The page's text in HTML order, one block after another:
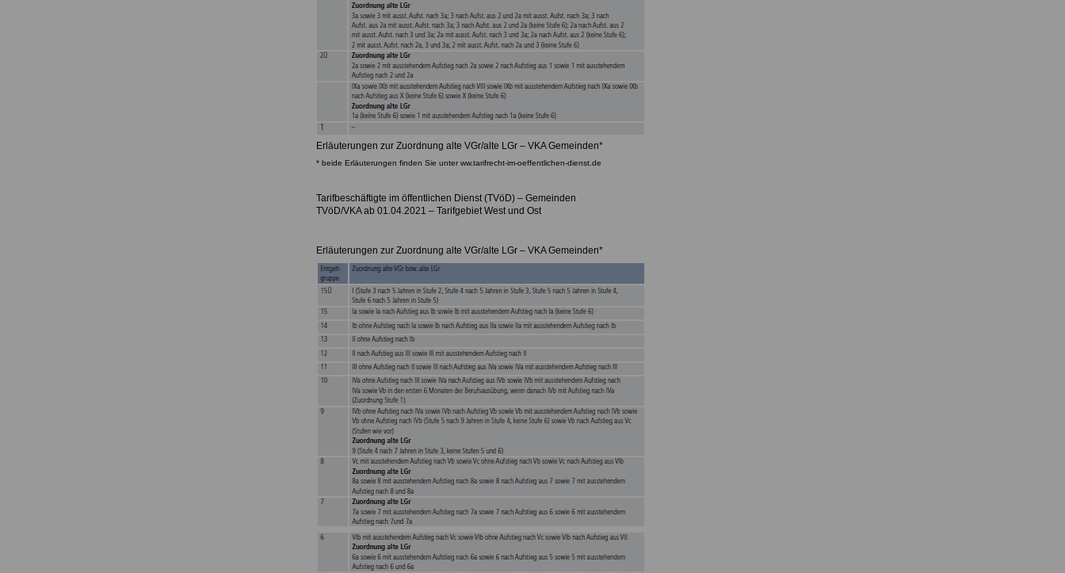
Erläuterungen zur Zuordnung alte VGr/alte LGr – VKA Gemeinden*
* beide Erläuterungen finden Sie unter ww.tarifrecht-im-oeffentlichen-dienst.de
Tarifbeschäftigte im öffentlichen Dienst (TVöD) – Gemeinden
TVöD/VKA ab 01.04.2021 – Tarifgebiet West und Ost
Erläuterungen zur Zuordnung alte VGr/alte LGr – VKA Gemeinden*